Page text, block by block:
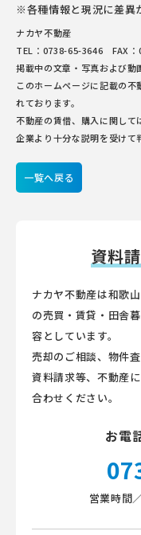
※各種情報と現況に差異
ナカヤ不動産
TEL：0738-65-3646 FAX：
掲載中の文章・写真および動
このホームページに記載の
れております。
不動産の賃借、購入に関し
企業より十分な説明を受けて
一覧へ戻る
資料
ナカヤ不動産は和歌
の売買・賃貸・田舎
容としています。
売却のご相談、物件
資料請求等、不動産
合わせください。
お電
営業時間